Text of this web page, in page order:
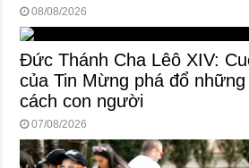
08/08/2026
Đức Thánh Cha Lêô XIV:
của Tin Mừng phá đổ
cách con người
07/08/2026